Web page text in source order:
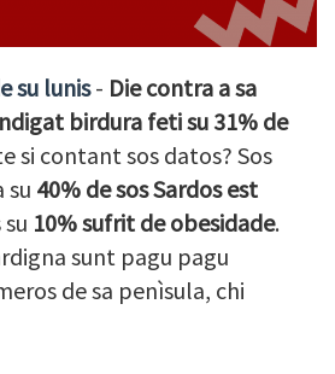
su lunis- Die contra a sa
birdura feti su 31% de
si contant sos datos? Sos
su 40% de sos Sardos est
10% sufrit de obesidade.
sunt pagu pagu
de sa penìsula, chi